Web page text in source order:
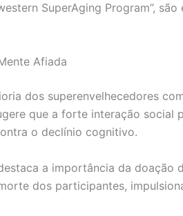
SuperAging Program”,
Afiada
dos superenvelhecedores
que a forte interação
o declínio cognitivo.
a importância da doação
dos participantes,